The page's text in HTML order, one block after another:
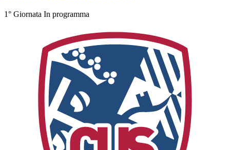
1° Giornata In programma